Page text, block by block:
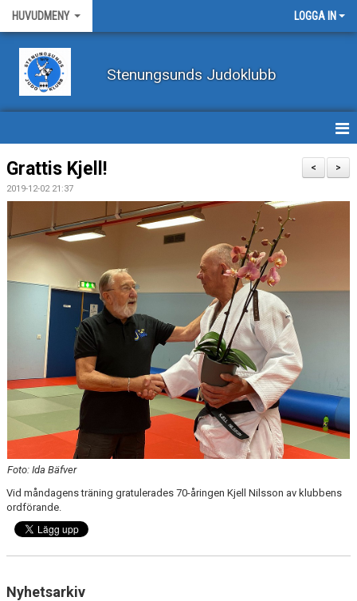
HUVUDMENY LOGGA IN
Stenungsunds Judoklubb
HEM
FÖRBUNDSNYHETER
BILDER
BÖRJA TRÄNA JUDO
BLI MEDLEM
VECKOSCHEMA
>
<
Grattis Kjell!
2019-12-02 21:37
Foto: Ida Bäfver
Vid måndagens träning gratulerades 70-åringen Kjell Nilsson av klubbens
ordförande.
Nyhetsarkiv